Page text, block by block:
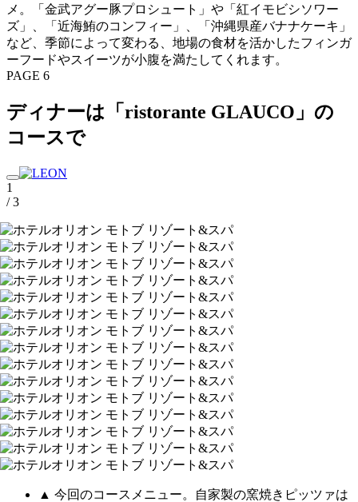
メ。「金武アグー豚プロシュート」や「紅イモビシソワー
ズ」、「近海鮪のコンフィー」、「沖縄県産バナナケーキ」
など、季節によって変わる、地場の食材を活かしたフィンガ
ーフードやスイーツが小腹を満たしてくれます。
PAGE 6
ディナーは「ristorante GLAUCO」の
コースで
1
/ 3
▲ 今回のコースメニュー。自家製の窯焼きピッツァは